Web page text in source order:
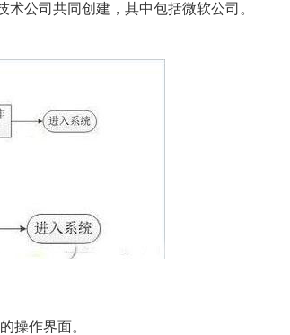
公司共同创建，其中包括微软公司。
操作界面。